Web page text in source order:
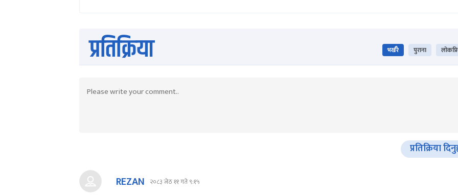
प्रतिक्रिया भर्खरै पुराना
प्रतिक्रिया
REZAN २०८३ जेठ ११ गते ९:१५